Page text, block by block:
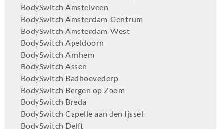
BodySwitch Amstelveen
BodySwitch Amsterdam-Centrum
BodySwitch Amsterdam-West
BodySwitch Apeldoorn
BodySwitch Arnhem
BodySwitch Assen
BodySwitch Badhoevedorp
BodySwitch Bergen op Zoom
BodySwitch Breda
BodySwitch Capelle aan den Ijssel
BodySwitch Delft